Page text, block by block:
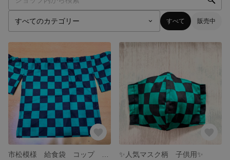
すべて 販売中
✨人気マスク柄 子供用✨